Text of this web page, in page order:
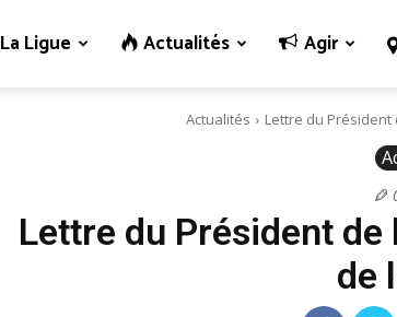
La Ligue Actualités Agir
Actualités Lettre du Président
Lettre du Président de
de